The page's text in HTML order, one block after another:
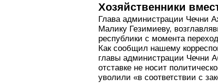
Хозяйственники
Глава администрации Чечни
Малику Гезимиеву,
республики с момента
Как сообщил нашему
главы администрации Чечни
отставке не носит
уволили «в соответствии с